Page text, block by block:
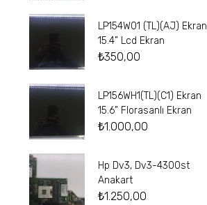
LP154W01 (TL)(AJ) Ekran
15.4” Lcd Ekran
₺350,00
LP156WH1(TL)(C1) Ekran
15.6” Florasanlı Ekran
₺1.000,00
Hp Dv3, Dv3-4300st
Anakart
₺1.250,00